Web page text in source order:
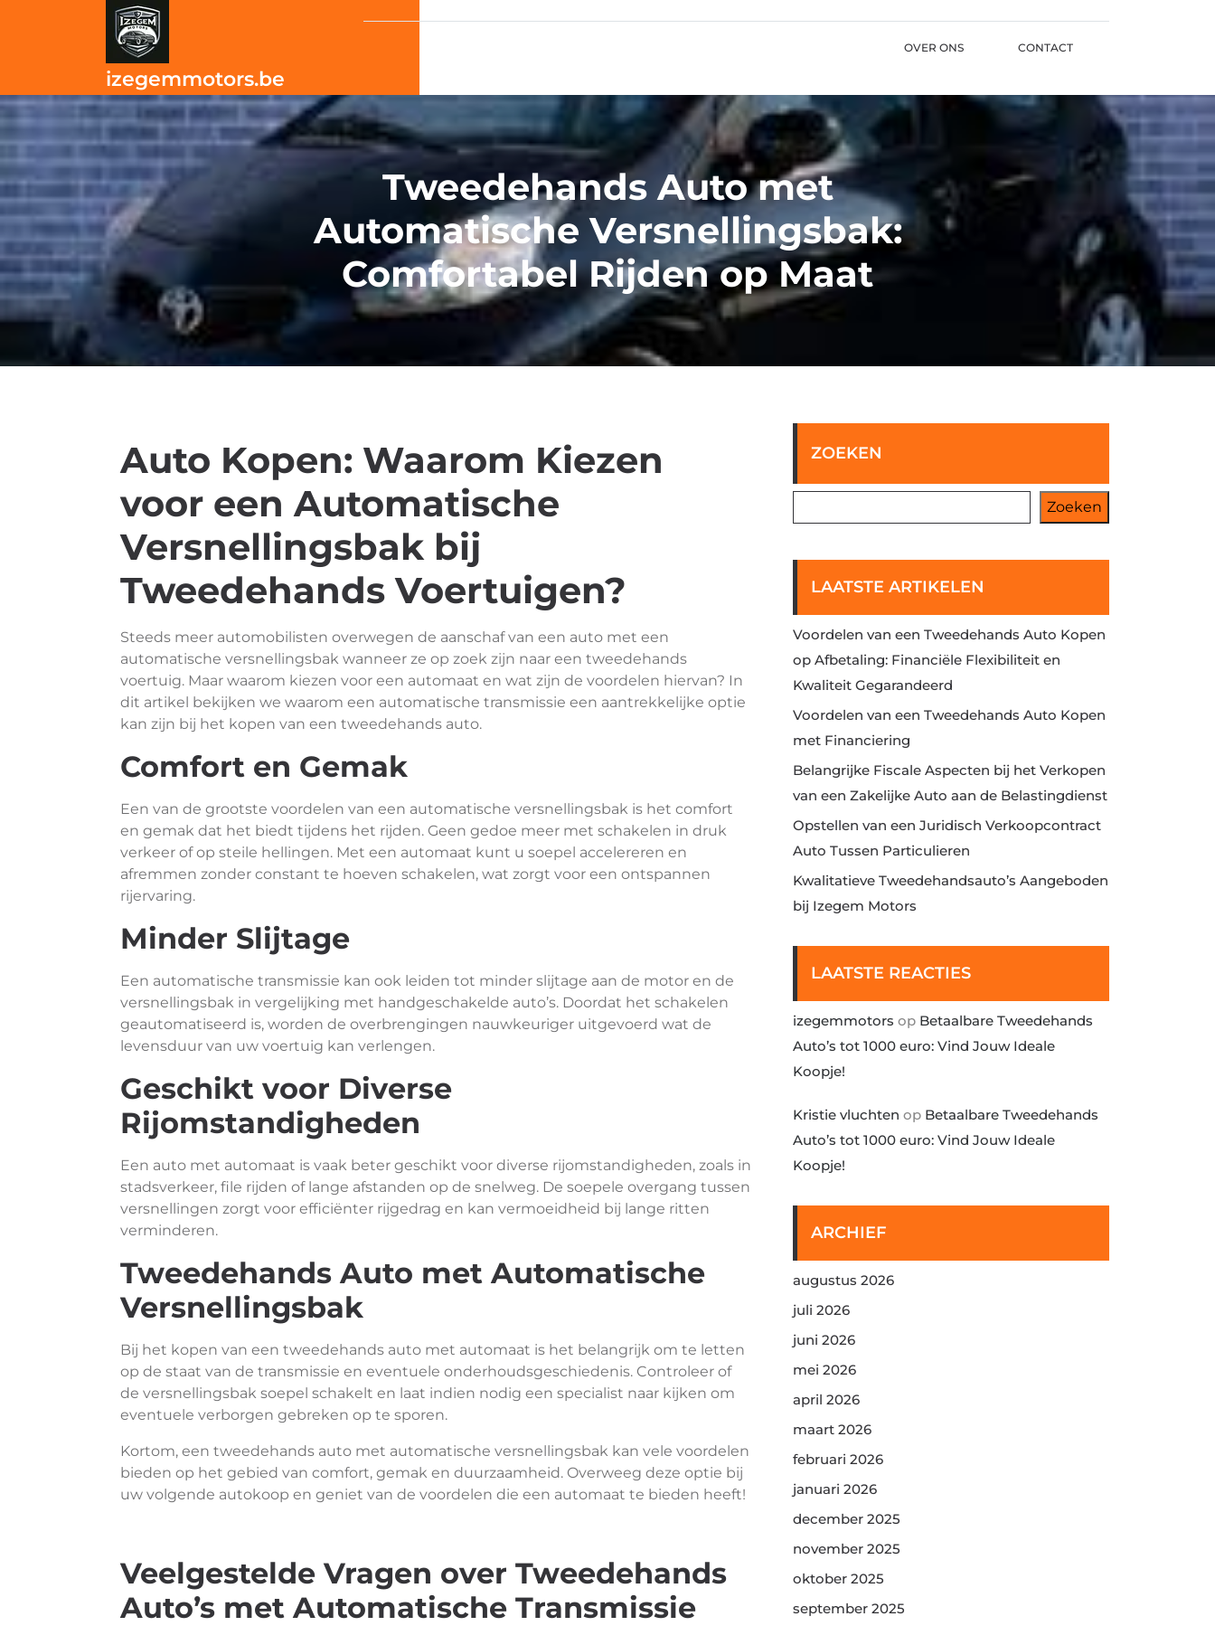
izegemmotors.be
OVER ONS CONTACT
Tweedehands Auto met
Automatische Versnellingsbak:
Comfortabel Rijden op Maat
Auto Kopen: Waarom Kiezen
voor een Automatische
Versnellingsbak bij
Tweedehands Voertuigen?
Steeds meer automobilisten overwegen de aanschaf van een auto met een
automatische versnellingsbak wanneer ze op zoek zijn naar een tweedehands
voertuig. Maar waarom kiezen voor een automaat en wat zijn de voordelen hiervan? In
dit artikel bekijken we waarom een automatische transmissie een aantrekkelijke optie
kan zijn bij het kopen van een tweedehands auto.
Comfort en Gemak
Een van de grootste voordelen van een automatische versnellingsbak is het comfort
en gemak dat het biedt tijdens het rijden. Geen gedoe meer met schakelen in druk
verkeer of op steile hellingen. Met een automaat kunt u soepel accelereren en
afremmen zonder constant te hoeven schakelen, wat zorgt voor een ontspannen
rijervaring.
Minder Slijtage
Een automatische transmissie kan ook leiden tot minder slijtage aan de motor en de
versnellingsbak in vergelijking met handgeschakelde auto’s. Doordat het schakelen
geautomatiseerd is, worden de overbrengingen nauwkeuriger uitgevoerd wat de
levensduur van uw voertuig kan verlengen.
Geschikt voor Diverse
Rijomstandigheden
Een auto met automaat is vaak beter geschikt voor diverse rijomstandigheden, zoals in
stadsverkeer, file rijden of lange afstanden op de snelweg. De soepele overgang tussen
versnellingen zorgt voor efficiënter rijgedrag en kan vermoeidheid bij lange ritten
verminderen.
Tweedehands Auto met Automatische
Versnellingsbak
Bij het kopen van een tweedehands auto met automaat is het belangrijk om te letten
op de staat van de transmissie en eventuele onderhoudsgeschiedenis. Controleer of
de versnellingsbak soepel schakelt en laat indien nodig een specialist naar kijken om
eventuele verborgen gebreken op te sporen.
Kortom, een tweedehands auto met automatische versnellingsbak kan vele voordelen
bieden op het gebied van comfort, gemak en duurzaamheid. Overweeg deze optie bij
uw volgende autokoop en geniet van de voordelen die een automaat te bieden heeft!
Veelgestelde Vragen over Tweedehands
Auto’s met Automatische Transmissie
ZOEKEN
Zoeken
LAATSTE ARTIKELEN
Voordelen van een Tweedehands Auto Kopen
op Afbetaling: Financiële Flexibiliteit en
Kwaliteit Gegarandeerd
Voordelen van een Tweedehands Auto Kopen
met Financiering
Belangrijke Fiscale Aspecten bij het Verkopen
van een Zakelijke Auto aan de Belastingdienst
Opstellen van een Juridisch Verkoopcontract
Auto Tussen Particulieren
Kwalitatieve Tweedehandsauto’s Aangeboden
bij Izegem Motors
LAATSTE REACTIES
izegemmotors op Betaalbare Tweedehands
Auto’s tot 1000 euro: Vind Jouw Ideale
Koopje!
Kristie vluchten op Betaalbare Tweedehands
Auto’s tot 1000 euro: Vind Jouw Ideale
Koopje!
ARCHIEF
augustus 2026
juli 2026
juni 2026
mei 2026
april 2026
maart 2026
februari 2026
januari 2026
december 2025
november 2025
oktober 2025
september 2025